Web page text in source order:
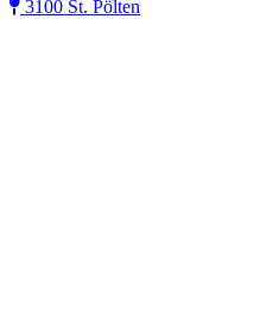
3100 St. Pölten